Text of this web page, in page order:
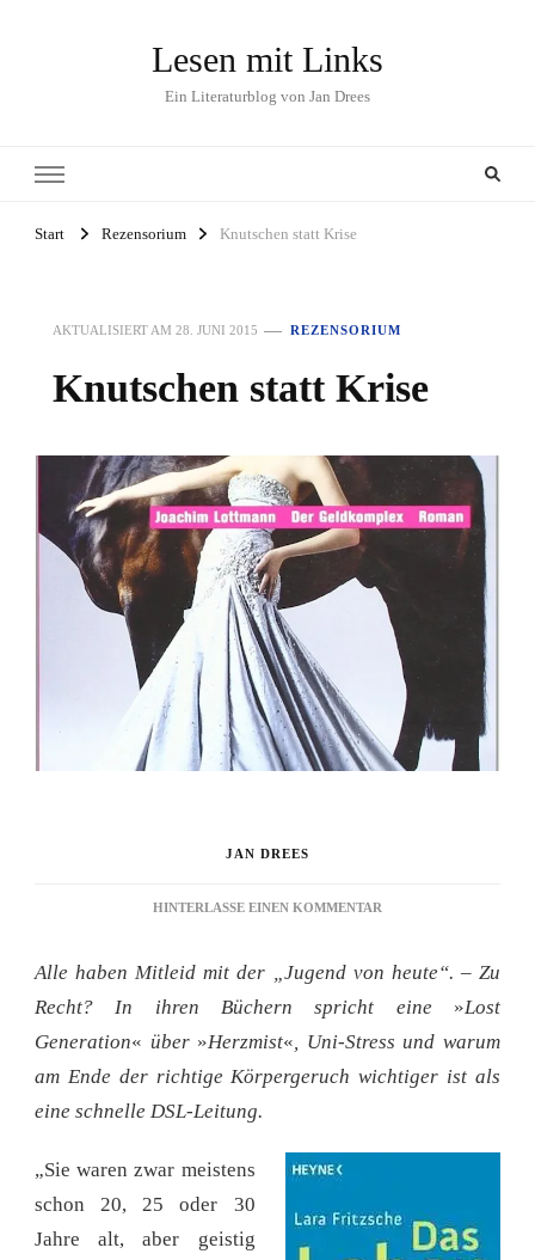
Lesen mit Links
Ein Literaturblog von Jan Drees
Start Rezensorium Knutschen statt Krise
AKTUALISIERT AM 28. JUNI 2015 REZENSORIUM
Knutschen statt Krise
JAN DREES
HINTERLASSE EINEN KOMMENTAR
KRISE
Alle haben Mitleid mit der „Jugend von heute“. – Zu
Recht? In ihren Büchern spricht eine »Lost
Generation« über »Herzmist« , Uni-Stress und warum
am Ende der richtige Körpergeruch wichtiger ist als
eine schnelle DSL-Leitung.
„Sie waren zwar meistens
schon 20, 25 oder 30
Jahre alt, aber geistig